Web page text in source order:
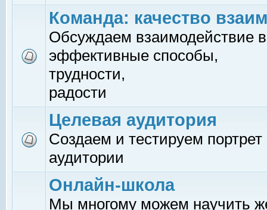
Команда: качество
Обсуждаем взаимодействие
эффективные способы,
трудности,
радости
Целевая аудитория
Создаем и тестируем
аудитории
Онлайн-школа
Мы многому можем научить